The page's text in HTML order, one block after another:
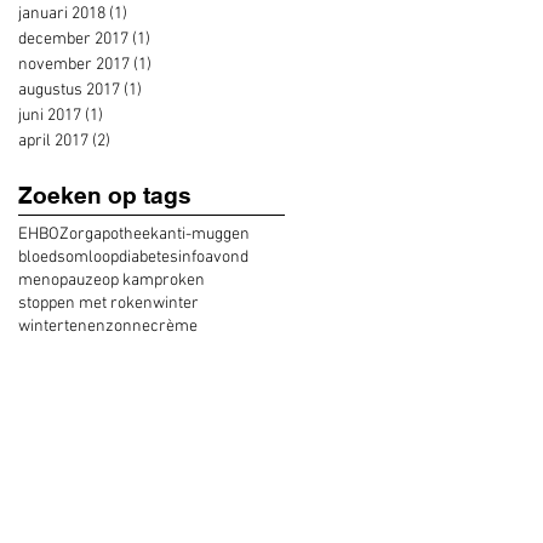
januari 2018 (1)
december 2017 (1)
november 2017 (1)
augustus 2017 (1)
juni 2017 (1)
april 2017 (2)
Zoeken op tags
EHBOZorgapotheekanti-muggen
bloedsomloopdiabetesinfoavond
menopauzeop kamproken
stoppen met rokenwinter
wintertenenzonnecrème